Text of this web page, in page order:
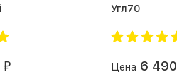
₽
Угл70
Цена 6 490